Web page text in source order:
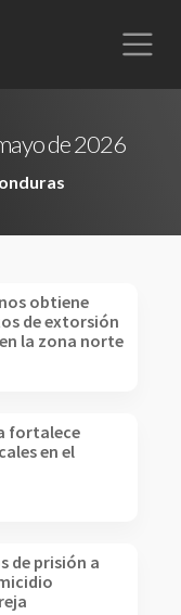
de 2026
obtiene
de extorsión
la zona norte
fortalece
en el
de prisión a